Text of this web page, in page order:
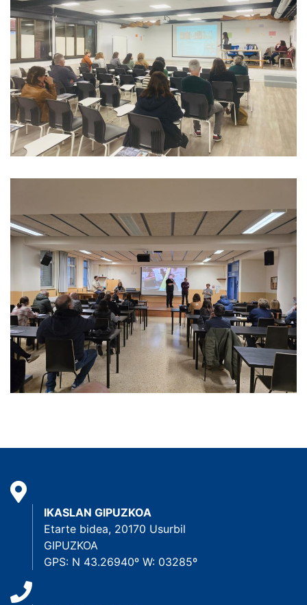
IKASLAN GIPUZKOA
Etarte bidea, 20170 Usurbil
GIPUZKOA
GPS: N 43.26940º W: 03285º